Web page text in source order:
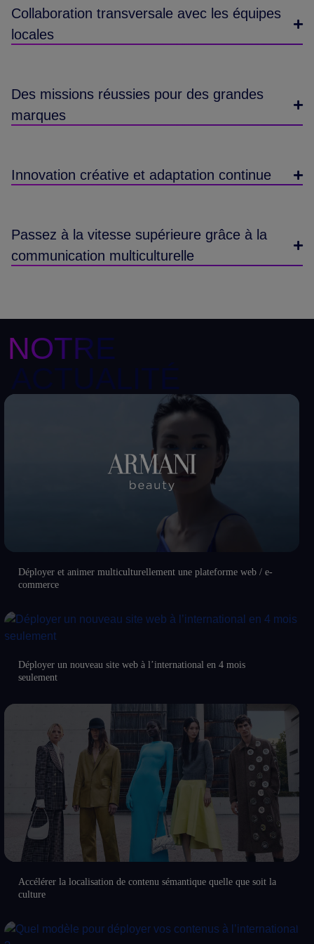
Collaboration transversale avec les équipes
locales
Des missions réussies pour des grandes
marques
Innovation créative et adaptation continue
Passez à la vitesse supérieure grâce à la
communication multiculturelle
NOTRE
Déployer et animer multiculturellement une plateforme web / e-
commerce
Déployer un nouveau site web à l’international en 4 mois
seulement
Accélérer la localisation de contenu sémantique quelle que soit la
culture